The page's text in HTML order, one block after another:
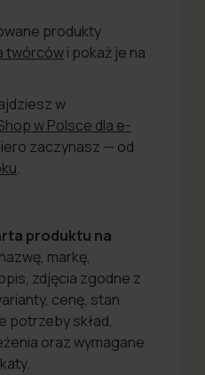
produkty
twórcówi pokaż je na
w
w Polsce dla e-
zaczynasz — od
.
produktu na
markę,
zdjęcia zgodne z
cenę, stan
potrzeby skład,
oraz wymagane